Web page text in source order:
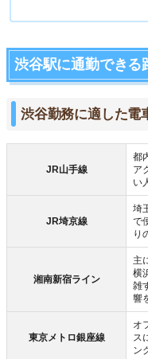
渋谷駅に通勤できる
渋谷勤務に適した電
JR山手線
都
ア
い
JR埼京線
埼
で
り
湘南新宿ライン
主
横
雑
響
東京メトロ銀座線
オ
ス
ン